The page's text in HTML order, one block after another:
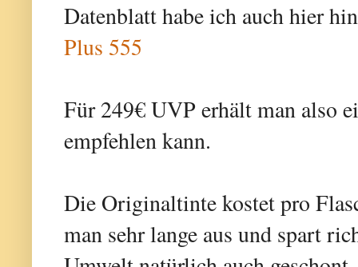
Datenblatt habe ich auch hier
Plus 555
Für 249€ UVP erhält man also
empfehlen kann.
Die Originaltinte kostet pro
man sehr lange aus und spart